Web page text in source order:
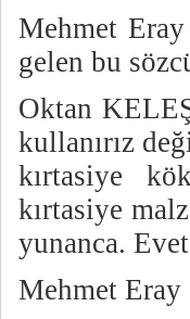
Mehmet
gelen bu
Oktan
kullanırız
kırtasiye
kırtasiye
yunanca.
Mehmet Eray